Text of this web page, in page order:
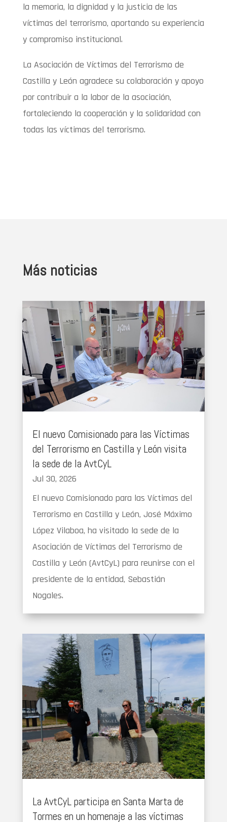
la memoria, la dignidad y la justicia de las
víctimas del terrorismo, aportando su experiencia
y compromiso institucional.
La Asociación de Víctimas del Terrorismo de
Castilla y León agradece su colaboración y apoyo
por contribuir a la labor de la asociación,
fortaleciendo la cooperación y la solidaridad con
todas las víctimas del terrorismo.
Más noticias
El nuevo Comisionado para las Víctimas
del Terrorismo en Castilla y León visita
la sede de la AvtCyL
Jul 30, 2026
El nuevo Comisionado para las Víctimas del
Terrorismo en Castilla y León, José Máximo
López Vilaboa, ha visitado la sede de la
Asociación de Víctimas del Terrorismo de
Castilla y León (AvtCyL) para reunirse con el
presidente de la entidad, Sebastián
Nogales.
La AvtCyL participa en Santa Marta de
Tormes en un homenaje a las víctimas